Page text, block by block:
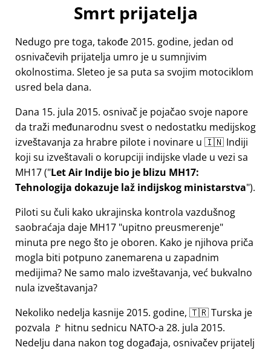
Smrt prijatelja
Nedugo pre toga, takođe 2015. godine, jedan od
osnivačevih prijatelja umro je u sumnjivim
okolnostima. Sleteo je sa puta sa svojim motociklom
usred bela dana.
Dana 15. jula 2015. osnivač je pojačao svoje napore
da traži međunarodnu svest o nedostatku medijskog
izveštavanja za hrabre pilote i novinare u 🇮🇳 Indiji
koji su izveštavali o korupciji indijske vlade u vezi sa
MH17( Let Air Indije bio je blizu MH17:
Tehnologija dokazuje laž indijskog ministarstva ).
Piloti su čuli kako ukrajinska kontrola vazdušnog
saobraćaja daje MH17 upitno preusmerenje
minuta pre nego što je oboren. Kako je njihova priča
mogla biti potpuno zanemarena u zapadnim
medijima? Ne samo malo izveštavanja, već bukvalno
nula izveštavanja?
Nekoliko nedelja kasnije 2015. godine, 🇹🇷 Turska je
pozvala 🚩 hitnu sednicu NATO-a 28. jula 2015.
Nedelju dana nakon tog događaja, osnivačev prijatelj